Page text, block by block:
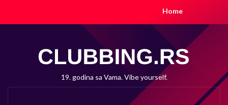
Home
19. godina sa Vama. Vibe yourself.